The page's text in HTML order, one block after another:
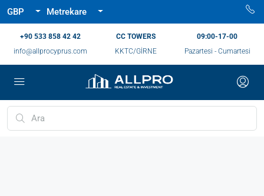
GBP Metrekare
‪+90 533 858 42 42‬
info@allprocyprus.com
CC TOWERS
KKTC/GİRNE
09:00-17-00
Pazartesi - Cumartesi